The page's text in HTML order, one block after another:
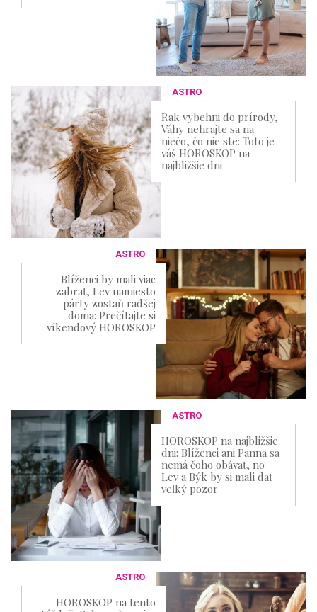
ASTRO
Rak vybehni do prírody,
Váhy nehrajte sa na
niečo, čo nie ste: Toto je
váš HOROSKOP na
najbližšie dni
ASTRO
Blíženci by mali viac
zabrať, Lev namiesto
párty zostaň radšej
doma: Prečítajte si
víkendový HOROSKOP
ASTRO
HOROSKOP na najbližšie
dni: Blíženci ani Panna sa
nemá čoho obávať, no
Lev a Býk by si mali dať
veľký pozor
ASTRO
HOROSKOP na tento